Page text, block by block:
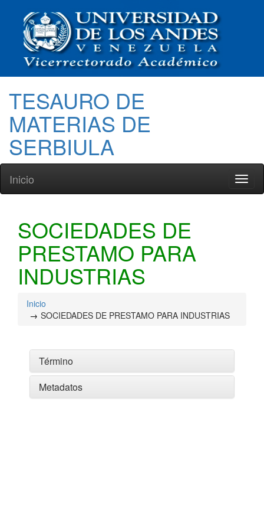
TESAURO DE
MATERIAS DE
SERBIULA
Inicio
SOCIEDADES DE
PRESTAMO PARA
INDUSTRIAS
Inicio
SOCIEDADES DE PRESTAMO PARA INDUSTRIAS
Término
Metadatos